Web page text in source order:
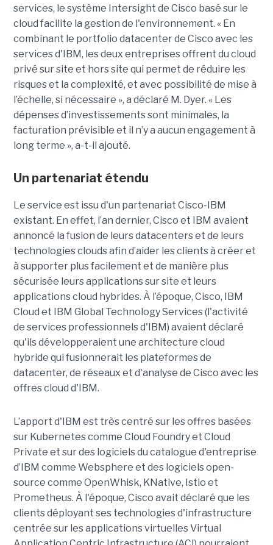
services, le système Intersight de Cisco basé sur le
cloud facilite la gestion de l'environnement. « En
combinant le portfolio datacenter de Cisco avec les
services d'IBM, les deux entreprises offrent du cloud
privé sur site et hors site qui permet de réduire les
risques et la complexité, et avec possibilité de mise à
l’échelle, si nécessaire », a déclaré M. Dyer. « Les
dépenses d’investissements sont minimales, la
facturation prévisible et il n’y a aucun engagement à
long terme », a-t-il ajouté.
Un partenariat étendu
Le service est issu d'un partenariat Cisco-IBM
existant. En effet, l’an dernier, Cisco et IBM avaient
annoncé la fusion de leurs datacenters et de leurs
technologies clouds afin d’aider les clients à créer et
à supporter plus facilement et de manière plus
sécurisée leurs applications sur site et leurs
applications cloud hybrides. À l’époque, Cisco, IBM
Cloud et IBM Global Technology Services (l'activité
de services professionnels d'IBM) avaient déclaré
qu'ils développeraient une architecture cloud
hybride qui fusionnerait les plateformes de
datacenter, de réseaux et d'analyse de Cisco avec les
offres cloud d'IBM.
L’apport d'IBM est très centré sur les offres basées
sur Kubernetes comme Cloud Foundry et Cloud
Private et sur des logiciels du catalogue d'entreprise
d’IBM comme Websphere et des logiciels open-
source comme OpenWhisk, KNative, Istio et
Prometheus. À l'époque, Cisco avait déclaré que les
clients déployant ses technologies d'infrastructure
centrée sur les applications virtuelles Virtual